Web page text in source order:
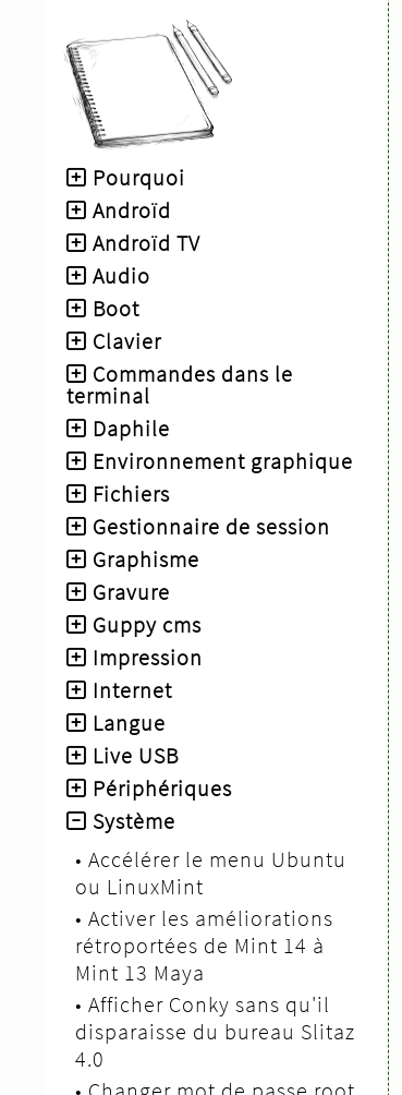
Pourquoi
Androïd
Androïd TV
Audio
Boot
Clavier
Commandes dans le
terminal
Daphile
Environnement graphique
Fichiers
Gestionnaire de session
Graphisme
Gravure
Guppy cms
Impression
Internet
Langue
Live USB
Périphériques
Système
• Accélérer le menu Ubuntu
ou LinuxMint
• Activer les améliorations
rétroportées de Mint 14 à
Mint 13 Maya
• Afficher Conky sans qu'il
disparaisse du bureau Slitaz
4.0